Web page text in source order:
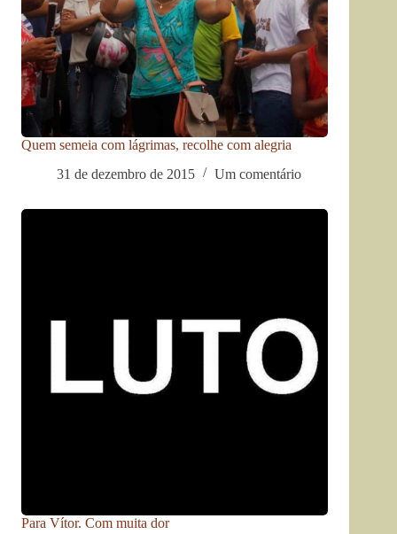
Quem semeia com lágrimas, recolhe com alegria
31 de dezembro de 2015
Um comentário
Para Vítor. Com muita dor